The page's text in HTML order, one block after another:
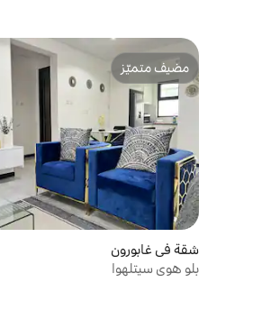
مضيف متميّز
مضيف متميّز
شقة في غابورون
بلو هوي سيتلهوا